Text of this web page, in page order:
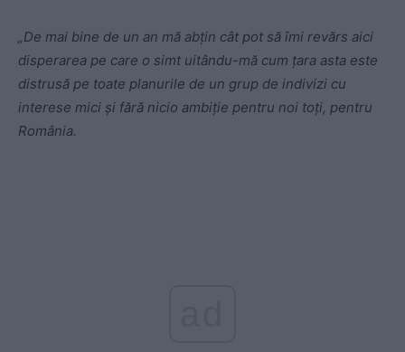
„De mai bine de un an mă abțin cât pot să îmi revărs aici
disperarea pe care o simt uitându-mă cum țara asta este
distrusă pe toate planurile de un grup de indivizi cu
interese mici și fără nicio ambiție pentru noi toți, pentru
România.